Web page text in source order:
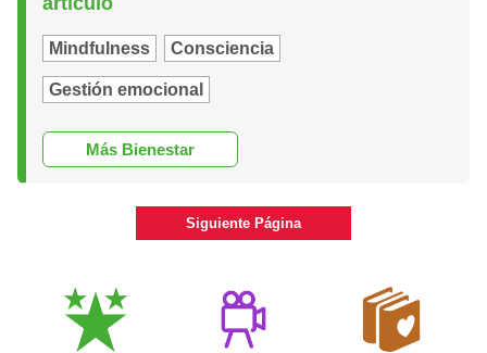
Mindfulness Consciencia
Gestión emocional
Más Bienestar
Siguiente Página